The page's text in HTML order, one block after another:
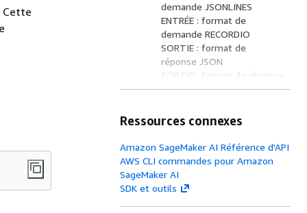
Cette
demande JSONLINES
ENTRÉE : format de
demande RECORDIO
SORTIE : format de
réponse JSON
SORTIE : format de réponse
JSONLINES
réponse VERBOSE JSON
RECORDIO-PROTOBUF de
réponse
SORTIE : format de réponse
VERBOSE RECORDIO-
Ressources connexes
Amazon SageMaker AI Référence d'API
AWS CLI commandes pour Amazon
SageMaker AI
SDK et outils